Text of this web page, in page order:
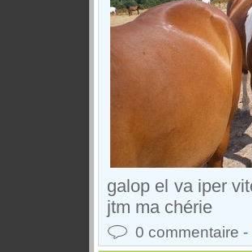
galop el va iper
jtm ma chérie
0 commentaire -